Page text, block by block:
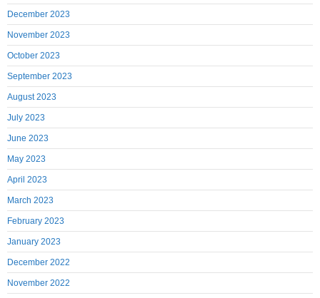
December 2023
November 2023
October 2023
September 2023
August 2023
July 2023
June 2023
May 2023
April 2023
March 2023
February 2023
January 2023
December 2022
November 2022